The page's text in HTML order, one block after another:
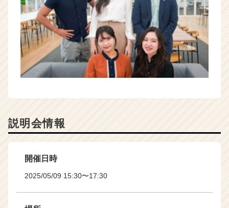
説明会情報
開催日時
2025/05/09 15:30〜17:30